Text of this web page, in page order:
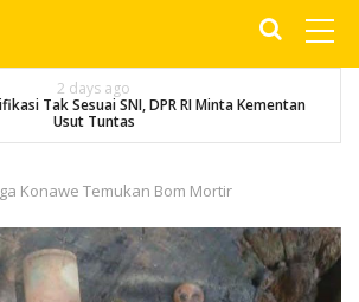
2 days ago
Tak Sesuai SNI, DPR RI Minta Kementan
Usut Tuntas
Konawe Temukan Bom Mortir